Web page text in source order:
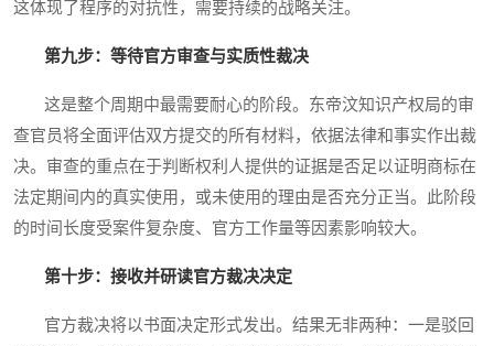
这体现了程序的对抗性，需要持续的战略关注。
第九步：等待官方审查与实质性裁决
这是整个周期中最需要耐心的阶段。东帝汶知识产权局的审
查官员将全面评估双方提交的所有材料，依据法律和事实作出裁
决。审查的重点在于判断权利人提供的证据是否足以证明商标在
法定期间内的真实使用，或未使用的理由是否充分正当。此阶段
的时间长度受案件复杂度、官方工作量等因素影响较大。
第十步：接收并研读官方裁决决定
官方裁决将以书面决定形式发出。结果无非两种：一是驳回